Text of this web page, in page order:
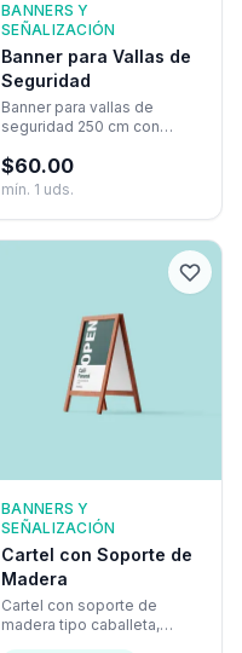
BANNERS Y
SEÑALIZACIÓN
Banner para Vallas de
Seguridad
Banner para vallas de
seguridad 250 cm con
resistente y ojales de acero
galvanizado. Perfecto para
publicitarias.
$60.00
mín. 1 uds.
BANNERS Y
SEÑALIZACIÓN
Cartel con Soporte de
Madera
Cartel con soporte de
madera tipo caballeta,